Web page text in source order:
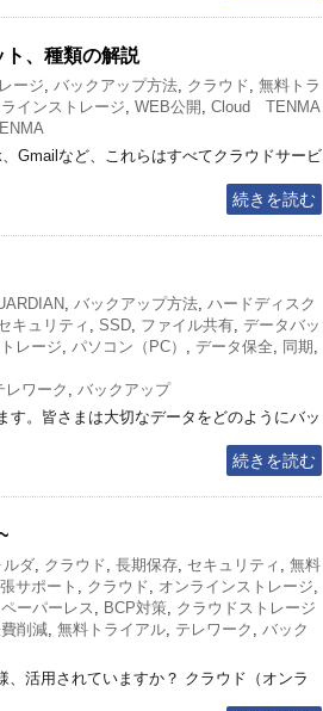
ト、種類の解説
ージ, バックアップ方法, クラウド, 無料トラ
インストレージ, WEB公開 , Cloud TENMA
Gmailなど、これらはすべてクラウドサービ
続きを読む
, バックアップ方法, ハードディスク
キュリティ , SSD, ファイル共有, データバッ
レージ, パソコン（PC） , データ保全, 同期,
レワーク , バックアップ
。皆さまは大切なデータをどのようにバッ
続きを読む
ルダ, クラウド, 長期保存, セキュリティ , 無料
サポート , クラウド, オンラインストレージ,
ペーパーレス , BCP対策, クラウドストレージ
削減, 無料トライアル, テレワーク , バック
活用されていますか？ クラウド（オンラ